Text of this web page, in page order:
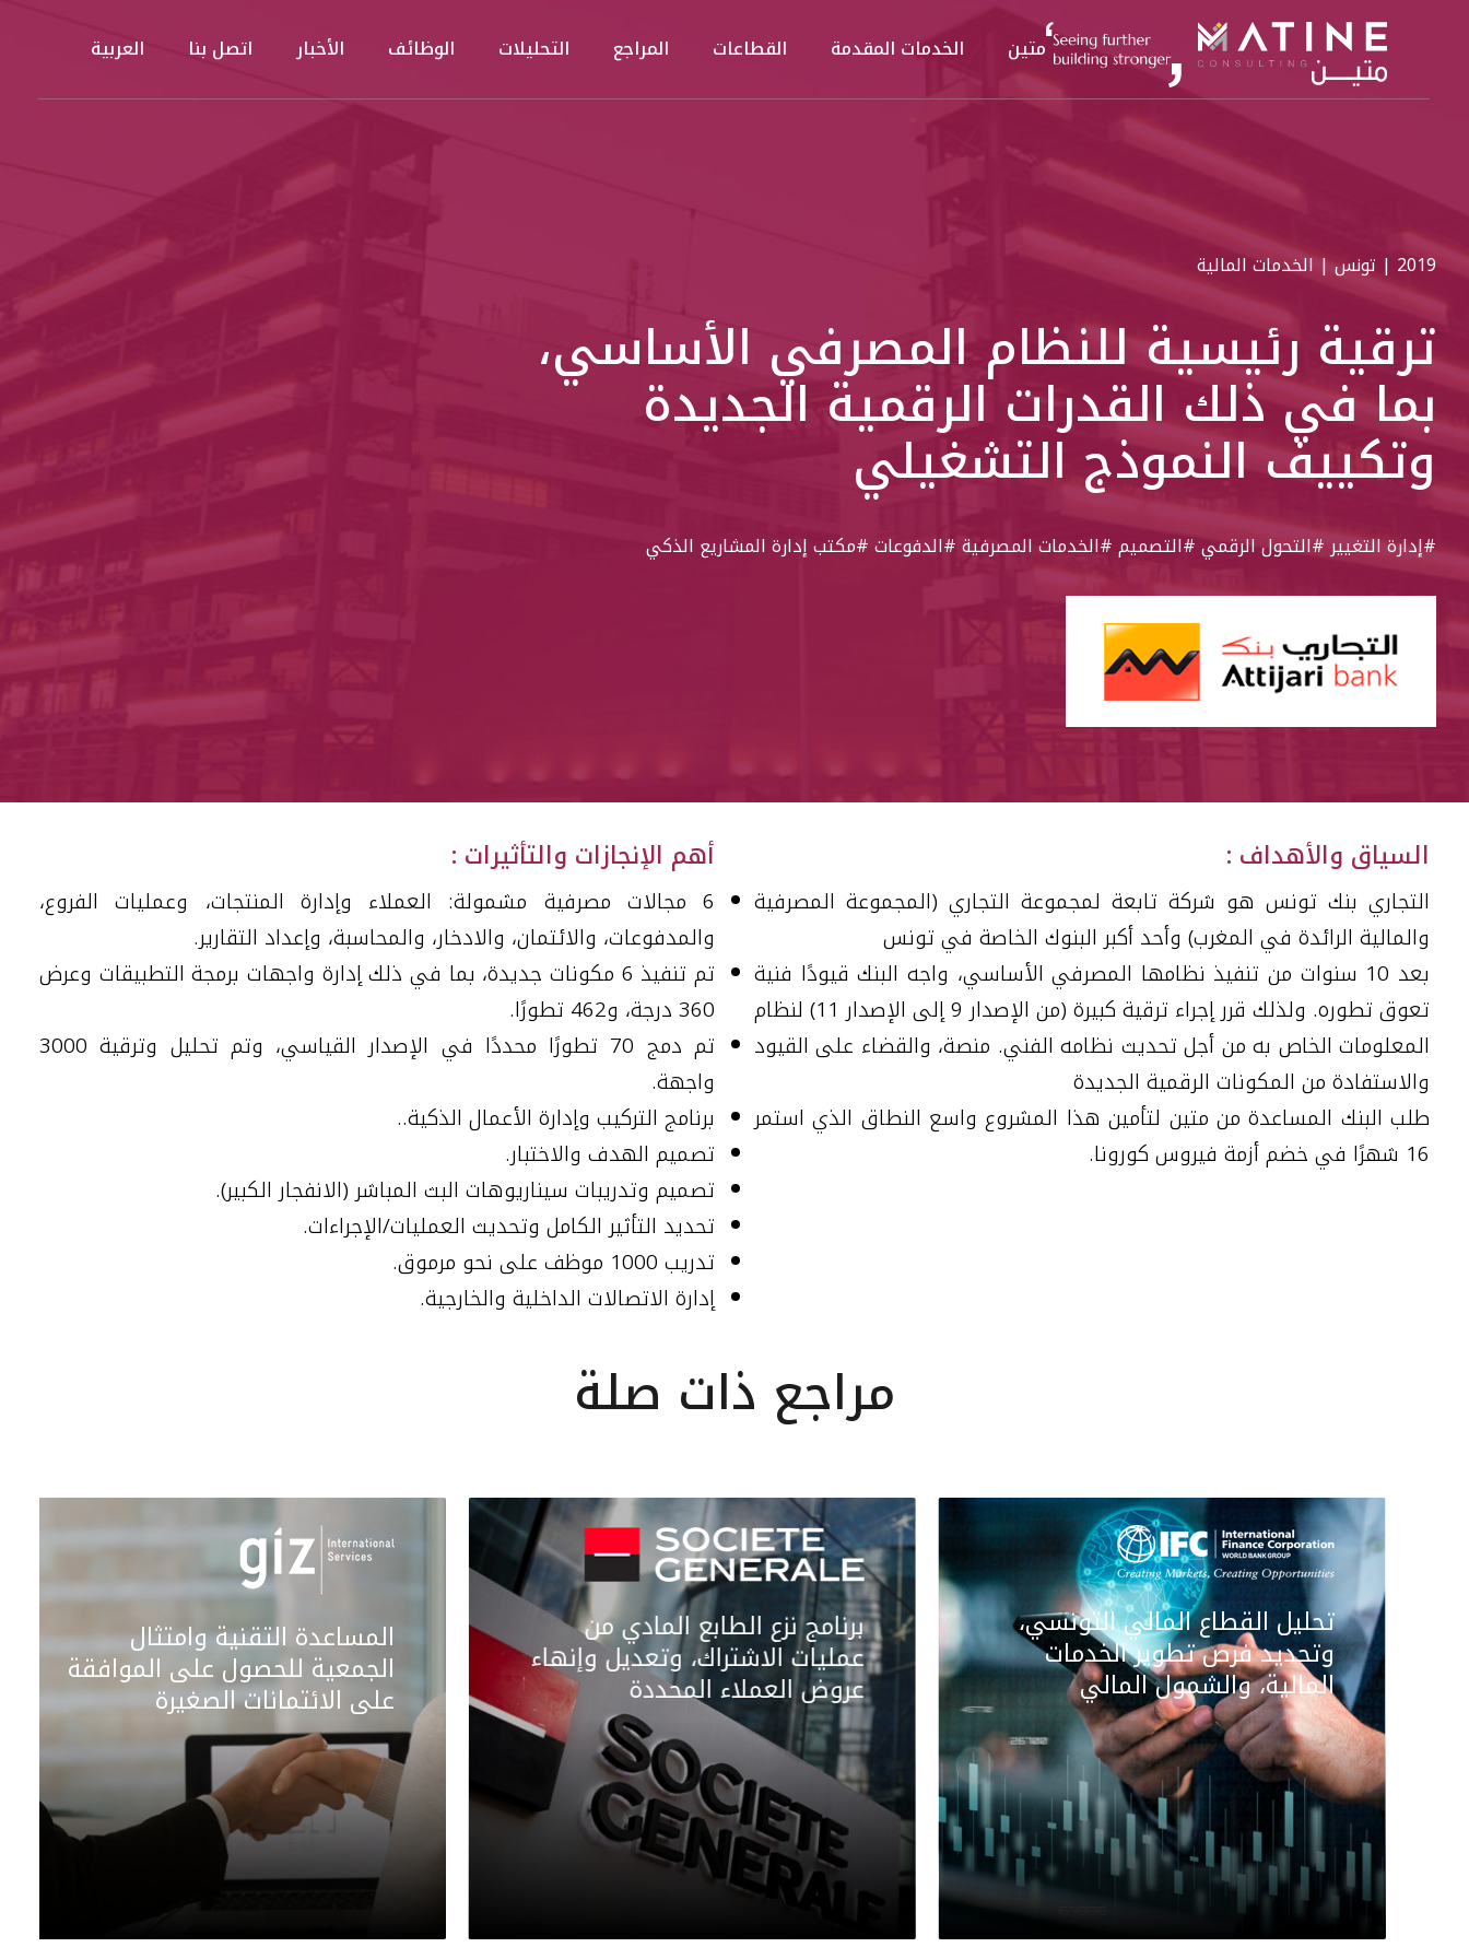
متين الخدمات المقدمة القطاعات المراجع التحليلات الوظائف الأخبار اتصل بنا العربية
2019 | تونس | الخدمات المالية
ترقية رئيسية للنظام المصرفي الأساسي،
بما في ذلك القدرات الرقمية الجديدة
وتكييف النموذج التشغيلي
#إدارة التغيير#التحول الرقمي#التصميم#الخدمات المصرفية#الدفوعات#مكتب إدارة المشاريع الذكي
السياق والأهداف :
التجاري بنك تونس هو شركة تابعة لمجموعة التجاري (المجموعة المصرفية
والمالية الرائدة في المغرب) وأحد أكبر البنوك الخاصة في تونس
بعد 10 سنوات من تنفيذ نظامها المصرفي الأساسي، واجه البنك قيودًا فنية
تعوق تطوره. ولذلك قرر إجراء ترقية كبيرة (من الإصدار 9 إلى الإصدار 11) لنظام
المعلومات الخاص به من أجل تحديث نظامه الفني. منصة، والقضاء على القيود
والاستفادة من المكونات الرقمية الجديدة
طلب البنك المساعدة من متين لتأمين هذا المشروع واسع النطاق الذي استمر
16 شهرًا في خضم أزمة فيروس كورونا.
أهم الإنجازات والتأثيرات :
6 مجالات مصرفية مشمولة: العملاء وإدارة المنتجات، وعمليات الفروع،
والمدفوعات، والائتمان، والادخار، والمحاسبة، وإعداد التقارير.
تم تنفيذ 6 مكونات جديدة، بما في ذلك إدارة واجهات برمجة التطبيقات وعرض
360 درجة، و462 تطورًا.
تم دمج 70 تطورًا محددًا في الإصدار القياسي، وتم تحليل وترقية 3000
واجهة.
برنامج التركيب وإدارة الأعمال الذكية..
تصميم الهدف والاختبار.
تصميم وتدريبات سيناريوهات البث المباشر (الانفجار الكبير).
تحديد التأثير الكامل وتحديث العمليات/الإجراءات.
تدريب 1000 موظف على نحو مرموق.
إدارة الاتصالات الداخلية والخارجية.
مراجع ذات صلة
المساعدة التقنية وامتثال
الجمعية للحصول على الموافقة
على الائتمانات الصغيرة
برنامج نزع الطابع المادي من
عمليات الاشتراك، وتعديل وإنهاء
عروض العملاء المحددة
تحليل القطاع المالي التونسي،
وتحديد فرص تطوير الخدمات
المالية، والشمول المالي